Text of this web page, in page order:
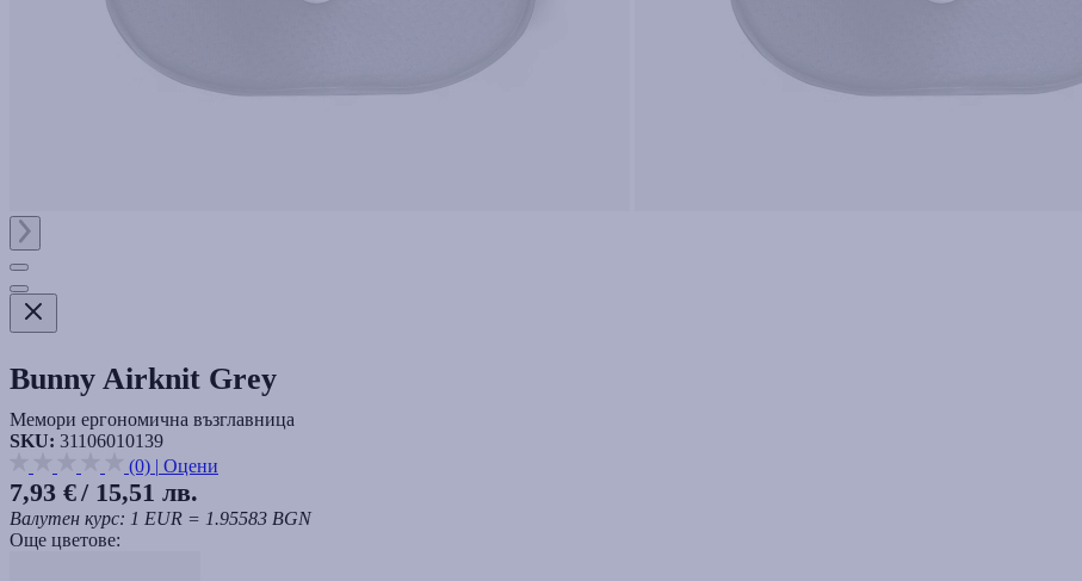
Bunny Airknit Grey
Мемори ергономична възглавница
SKU: 31106010139
(0) | Оцени
7,93 €/ 15,51 лв.
Валутен курс: 1 EUR = 1.95583 BGN
Още цветове: